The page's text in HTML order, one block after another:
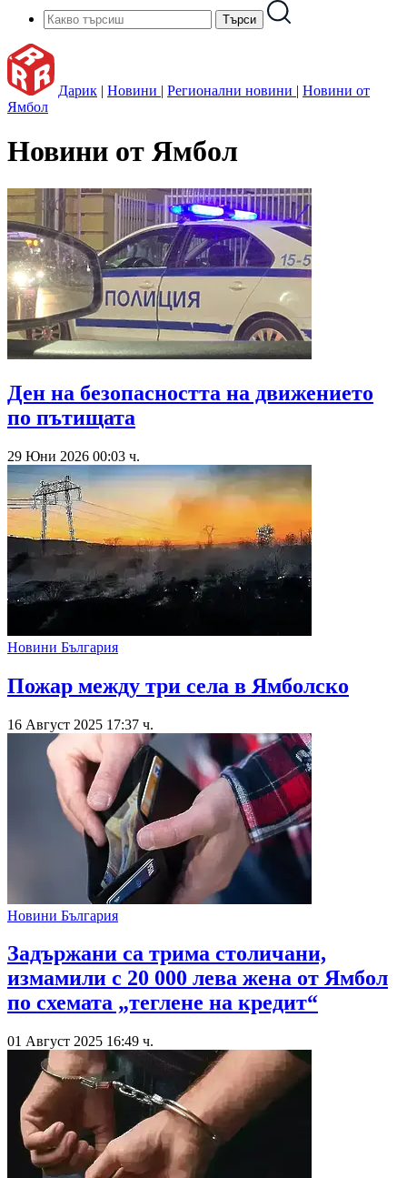
Дарик | Новини | Регионални новини | Новини от
Ямбол
Новини от Ямбол
Ден на безопасността на движението
по пътищата
29 Юни 2026 00:03 ч.
Новини България
Пожар между три села в Ямболско
16 Август 2025 17:37 ч.
Новини България
Задържани са трима столичани,
измамили с 20 000 лева жена от Ямбол
по схемата „теглене на кредит“
01 Август 2025 16:49 ч.